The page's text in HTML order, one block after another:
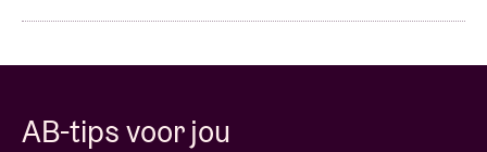
AB-tips voor jou